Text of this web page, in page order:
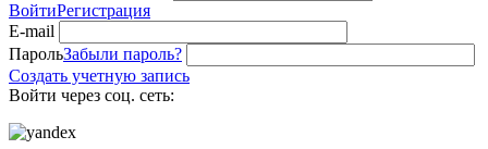
ВойтиРегистрация
E-mail
ПарольЗабыли пароль?
Создать учетную запись
Войти через соц. сеть: